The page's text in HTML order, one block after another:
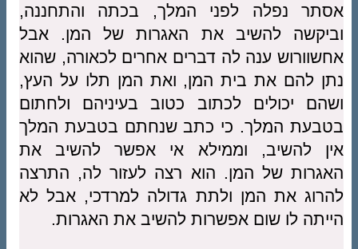
אסתר נפלה לפני המלך, בכתה והתחננה,
וביקשה להשיב את האגרות של המן. אבל
אחשוורוש ענה לה דברים אחרים לכאורה, שהוא
נתן להם את בית המן, ואת המן תלו על העץ,
ושהם יכולים לכתוב כטוב בעיניהם ולחתום
בטבעת המלך. כי כתב שנחתם בטבעת המלך
אין להשיב, וממילא אי אפשר להשיב את
האגרות של המן. הוא רצה לעזור לה, התרצה
להרוג את המן ולתת גדולה למרדכי, אבל לא
הייתה לו שום אפשרות להשיב את האגרות.